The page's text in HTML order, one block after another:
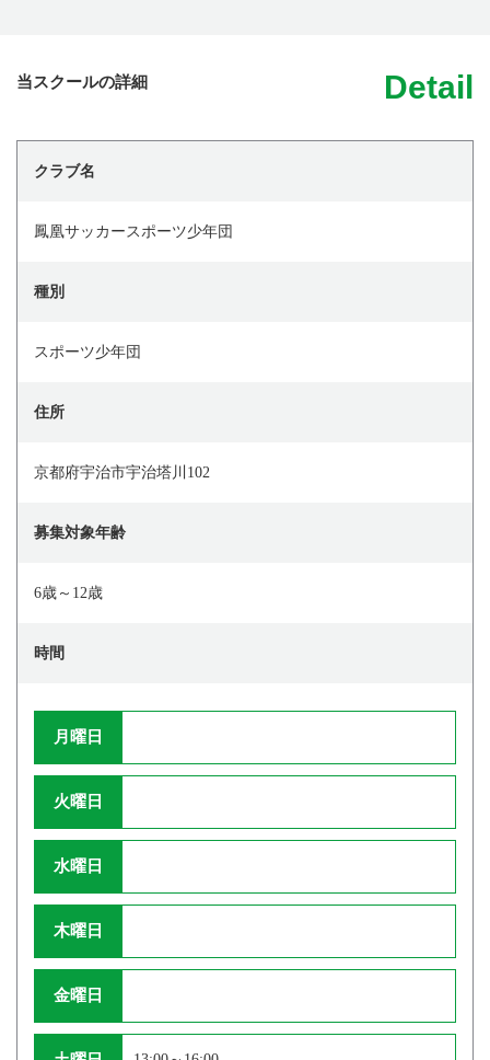
当スクールの詳細 Detail
クラブ名
鳳凰サッカースポーツ少年団
種別
スポーツ少年団
住所
京都府宇治市宇治塔川102
募集対象年齢
6歳～12歳
時間
月曜日
火曜日
水曜日
木曜日
金曜日